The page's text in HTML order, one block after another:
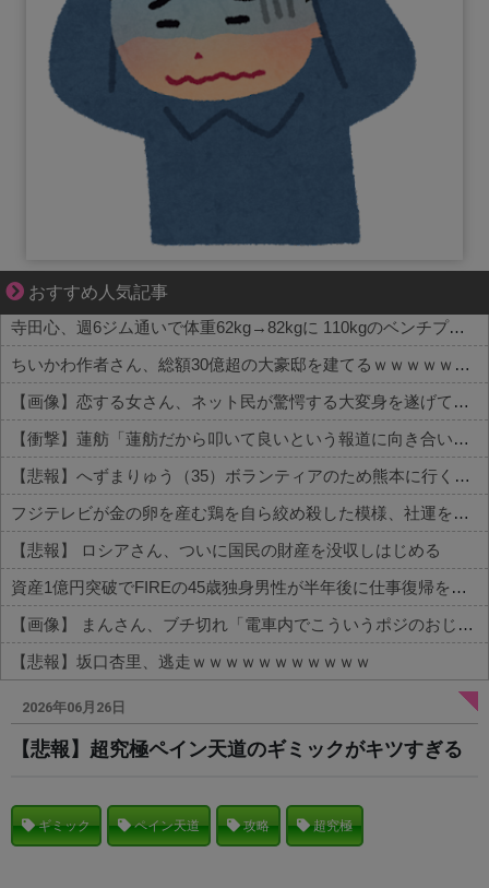
おすすめ人気記事
小さなすれ違いが、夫を追い詰めていく
寺田心、週6ジム通いで体重62kg→82kgに 110kgのベンチプレス持ち上げる姿披露
ちいかわ作者さん、総額30億超の大豪邸を建てるｗｗｗｗｗｗｗｗｗｗｗｗｗｗｗｗｗｗｗ
【画像】恋する女さん、ネット民が驚愕する大変身を遂げてしまう←コレは凄過ぎるw w w w w w w w
【衝撃】蓮舫「蓮舫だから叩いて良いという報道に向き合います！」X民「高市だから叩いて良いをやってるのがお前だろ」←これ…w w
【悲報】へずまりゅう（35）ボランティアのため熊本に行くも体調不良で病院に行く
フジテレビが金の卵を産む鶏を自ら絞め殺した模様、社運を賭けたドル箱コンテンツが御蔵入りになってしまい……
【悲報】 ロシアさん、ついに国民の財産を没収しはじめる
資産1億円突破でFIREの45歳独身男性が半年後に仕事復帰を決意した「1通の通知」
【画像】 まんさん、ブチ切れ「電車内でこういうポジのおじ、ガチでイラネ」→
【悲報】坂口杏里、逃走ｗｗｗｗｗｗｗｗｗｗｗ
Powered by livedoor 相互RSS
2026年06月26日
【悲報】超究極ペイン天道のギミックがキツすぎる
ギミック ペイン天道 攻略 超究極